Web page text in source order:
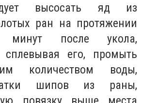
высосать яд из
ран на протяжении
после укола,
сплевывая его, промыть
количеством воды,
шипов из раны,